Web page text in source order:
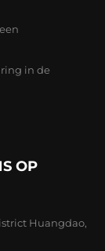
in de
OP
Huangdao,